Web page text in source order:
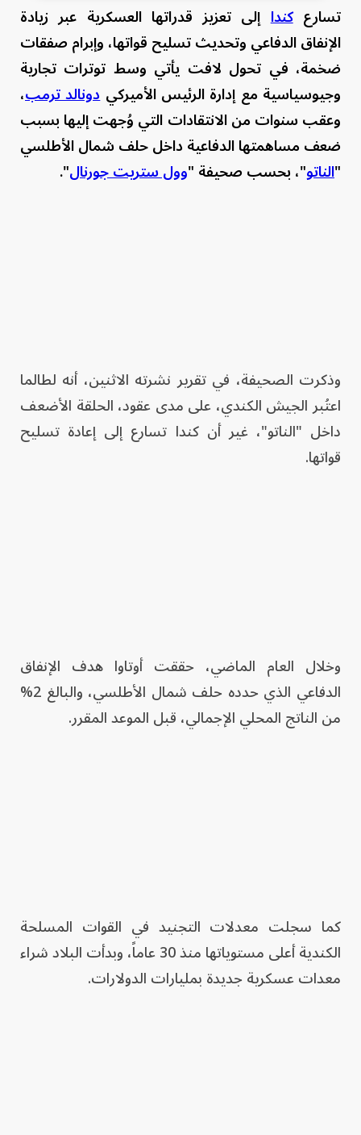
تسارعكنداإلى تعزيز قدراتها العسكرية عبر زيادة
الإنفاق الدفاعي وتحديث تسليح قواتها، وإبرام صفقات
ضخمة، في تحول لافت يأتي وسط توترات تجارية
وجيوسياسية مع إدارة الرئيس الأميركيدونالد ترمب،
وعقب سنوات من الانتقادات التي وُجهت إليها بسبب
ضعف مساهمتها الدفاعية داخل حلف شمال الأطلسي
"الناتو"، بحسب صحيفة "وول ستريت جورنال".
وذكرت الصحيفة، في تقرير نشرته الاثنين، أنه لطالما
اعتُبر الجيش الكندي، على مدى عقود، الحلقة الأضعف
داخل "الناتو"، غير أن كندا تسارع إلى إعادة تسليح
قواتها.
وخلال العام الماضي، حققت أوتاوا هدف الإنفاق
الدفاعي الذي حدده حلف شمال الأطلسي، والبالغ 2%
من الناتج المحلي الإجمالي، قبل الموعد المقرر.
كما سجلت معدلات التجنيد في القوات المسلحة
الكندية أعلى مستوياتها منذ 30 عاماً، وبدأت البلاد شراء
معدات عسكرية جديدة بمليارات الدولارات.